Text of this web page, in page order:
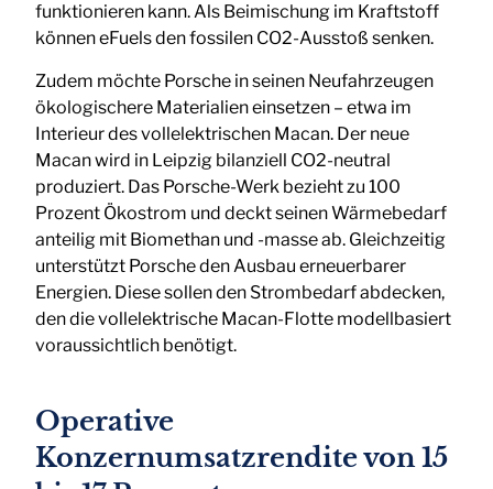
funktionieren kann. Als Beimischung im Kraftstoff
können eFuels den fossilen CO2-Ausstoß senken.
Zudem möchte Porsche in seinen Neufahrzeugen
ökologischere Materialien einsetzen – etwa im
Interieur des vollelektrischen Macan. Der neue
Macan wird in Leipzig bilanziell CO2-neutral
produziert. Das Porsche-Werk bezieht zu 100
Prozent Ökostrom und deckt seinen Wärmebedarf
anteilig mit Biomethan und -masse ab. Gleichzeitig
unterstützt Porsche den Ausbau erneuerbarer
Energien. Diese sollen den Strombedarf abdecken,
den die vollelektrische Macan-Flotte modellbasiert
voraussichtlich benötigt.
Operative
Konzernumsatzrendite von 15